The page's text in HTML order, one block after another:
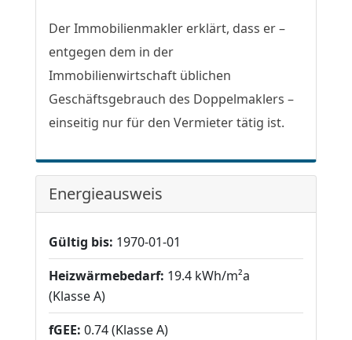
Der Immobilienmakler erklärt, dass er –
entgegen dem in der
Immobilienwirtschaft üblichen
Geschäftsgebrauch des Doppelmaklers –
einseitig nur für den Vermieter tätig ist.
Energieausweis
Gültig bis: 1970-01-01
Heizwärmebedarf: 19.4 kWh/m²a
(Klasse A)
fGEE: 0.74 (Klasse A)